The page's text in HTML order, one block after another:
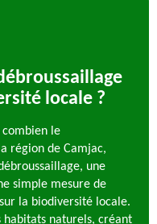
locale ?
combien le
région de Camjac,
une
simple mesure de
la biodiversité locale.
habitats naturels, créant